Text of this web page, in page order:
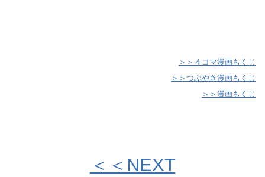
＞＞４コマ漫画もくじ
＞＞つぶやき漫画もくじ
＞＞漫画もくじ
＜＜NEXT